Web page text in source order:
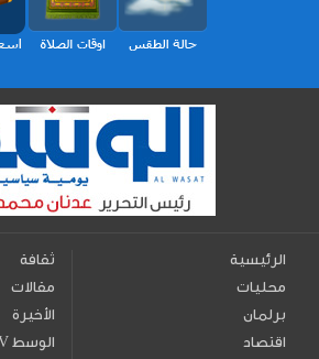
الرئيسية
محليات
برلمان
اقتصاد
ثقافة
مقالات
الأخيرة
TV الوسط